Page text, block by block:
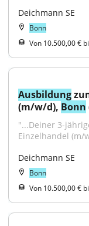
Deichmann SE
Bonn
Von 10.500,00 €
Ausbildung
(m/w/d), Bonn
"...Deiner 3-
Einzelhandel (m/
Deichmann SE
Bonn
Von 10.500,00 €